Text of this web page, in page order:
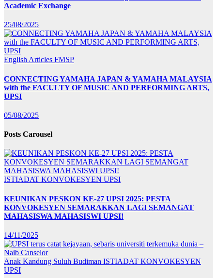
Academic Exchange
25/08/2025
English Articles FMSP
CONNECTING YAMAHA JAPAN & YAMAHA MALAYSIA
with the FACULTY OF MUSIC AND PERFORMING ARTS,
UPSI
05/08/2025
Posts Carousel
ISTIADAT KONVOKESYEN UPSI
KEUNIKAN PESKON KE-27 UPSI 2025: PESTA
KONVOKESYEN SEMARAKKAN LAGI SEMANGAT
MAHASISWA MAHASISWI UPSI!
14/11/2025
Anak Kandung Suluh Budiman ISTIADAT KONVOKESYEN
UPSI